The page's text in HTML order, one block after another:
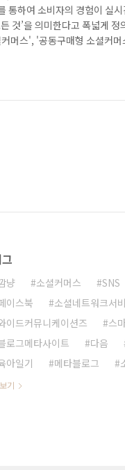
통하여 소비자의 경험이 실
것’을 의미한다고 폭넓게
머스', '공동구매형 소셜커
음을 확인할 수 있다. 결국 소
으로 소비자들은 소셜미디
냥 소셜커머스 SNS
이스북
소셜네트워크서
이드커뮤니케이션즈
스
로그메타사이트
다음
아일기
메타블로그
기